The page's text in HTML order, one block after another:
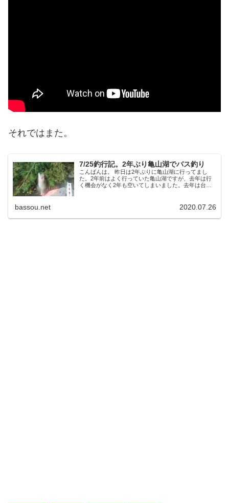
それではまた。
7/25釣行記。2年ぶり亀山湖でバス釣り
こんばんは。 昨日は2年ぶりに亀山湖に行ってまし
た。2年前はよく行っていた亀山湖ですが、去年は行
く機会がなく2年も空いてしまいました。去年は台風
bassou.net 2020.07.26